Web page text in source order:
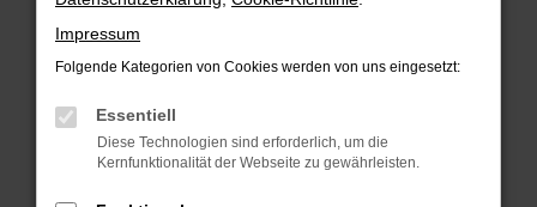
Internetverbindung.
Laden andere Webseiten, zum Beispiel deine
Suchmaschine?
Manche Erweiterungen, wie Werbeblocker,
können das Laden bestimmter Seiten
verhindern. Funktioniert die Seite in einem
anderen Browser oder in einem privaten
Impressum
Folgende Kategorien von Cookies werden von uns eingesetzt:
Essentiell
Diese Technologien sind erforderlich, um die
Kernfunktionalität der Webseite zu gewährleisten.